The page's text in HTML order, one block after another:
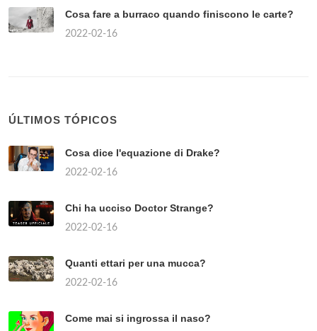
Cosa fare a burraco quando finiscono le carte?
2022-02-16
ÚLTIMOS TÓPICOS
Cosa dice l'equazione di Drake?
2022-02-16
Chi ha ucciso Doctor Strange?
2022-02-16
Quanti ettari per una mucca?
2022-02-16
Come mai si ingrossa il naso?